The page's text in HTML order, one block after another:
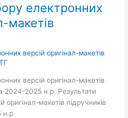
електронних
макетів
версій оригінал-макетів
версій оригінал-макетів
2024-2025 н.р. Результати
оригінал-макетів підручників
н.р